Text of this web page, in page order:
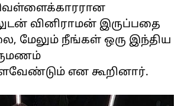
வினிராமன் இருப்பதை
மேலும் நீங்கள் ஒரு இந்திய
என கூறினார்.